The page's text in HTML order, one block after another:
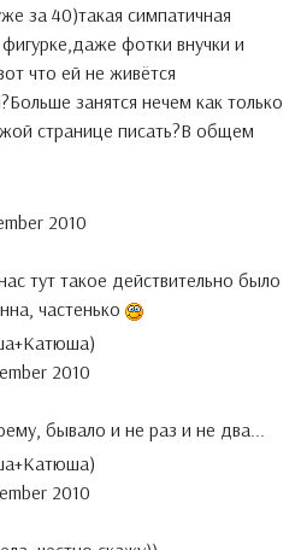
за 40)такая симпатичная
фотки внучки и
что ей не живётся
занятся нечем как только
странице писать?В общем
2010
тут такое действительно было
частенько
2010
бывало и не раз и не два...
2010